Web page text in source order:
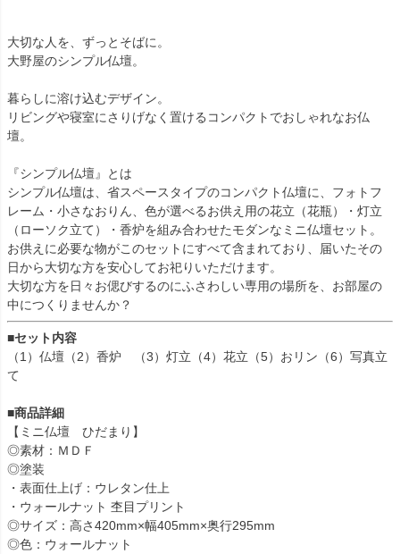
大切な人を、ずっとそばに。
大野屋のシンプル仏壇。
暮らしに溶け込むデザイン。
リビングや寝室にさりげなく置けるコンパクトでおしゃれなお仏
壇。
『シンプル仏壇』とは
シンプル仏壇は、省スペースタイプのコンパクト仏壇に、フォトフ
レーム・小さなおりん、色が選べるお供え用の花立（花瓶）・灯立
（ローソク立て）・香炉を組み合わせたモダンなミニ仏壇セット。
お供えに必要な物がこのセットにすべて含まれており、届いたその
日から大切な方を安心してお祀りいただけます。
大切な方を日々お偲びするのにふさわしい専用の場所を、お部屋の
中につくりませんか？
■セット内容
（1）仏壇（2）香炉 （3）灯立（4）花立（5）おリン（6）写真立
て
■商品詳細
【ミニ仏壇 ひだまり】
◎素材：ＭＤＦ
◎塗装
・表面仕上げ：ウレタン仕上
・ウォールナット 杢目プリント
◎サイズ：高さ420mm×幅405mm×奥行295mm
◎色：ウォールナット